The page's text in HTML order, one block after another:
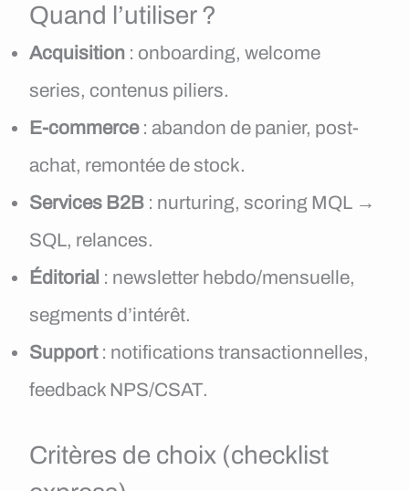
Quand l’utiliser ?
Acquisition : onboarding, welcome
series, contenus piliers.
E-commerce: abandon de panier, post-
achat, remontée de stock.
Services B2B : nurturing, scoring MQL →
SQL, relances.
Éditorial : newsletter hebdo/mensuelle,
segments d’intérêt.
Support: notifications transactionnelles,
feedback NPS/CSAT.
Critères de choix (checklist